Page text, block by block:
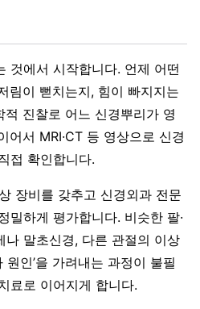
것에서 시작합니다. 언제 어떤
림이 뻗치는지, 힘이 빠지지는
진찰로 어느 신경뿌리가 영
어서 MRI·CT 등 영상으로 신경
접 확인합니다.
장비를 갖추고 신경외과 전문
밀하게 평가합니다. 비슷한 팔·
나 말초신경, 다른 관절의 이상
원인’을 가려내는 과정이 불필
료로 이어지게 합니다.